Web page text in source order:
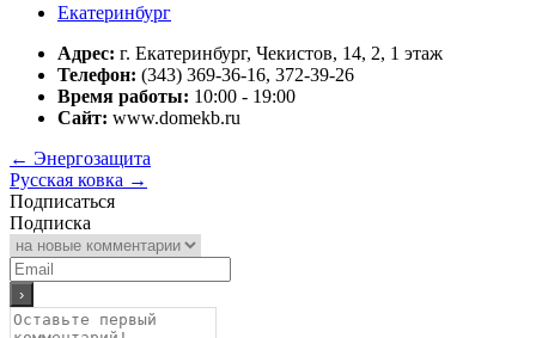
Екатеринбург
Адрес: г. Екатеринбург, Чекистов, 14, 2, 1 этаж
Телефон: (343) 369-36-16, 372-39-26
Время работы: 10:00 - 19:00
Сайт: www.domekb.ru
← Энергозащита
Русская ковка →
Подписаться
Подписка